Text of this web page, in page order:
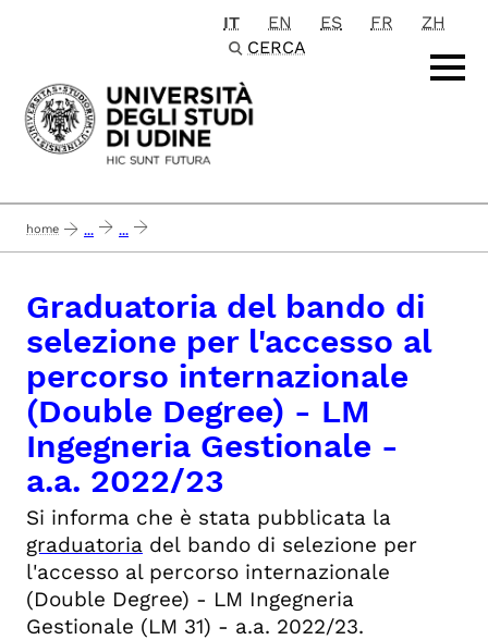
Passa al contenuto principale
IT EN ES FR
ZH
CERCA
home ... ...
Graduatoria del bando di
selezione per l'accesso al
percorso internazionale
(Double Degree) - LM
Ingegneria Gestionale -
a.a. 2022/23
Si informa che è stata pubblicata la
graduatoria del bando di selezione per
l'accesso al percorso internazionale
(Double Degree) - LM Ingegneria
Gestionale (LM 31) - a.a. 2022/23.